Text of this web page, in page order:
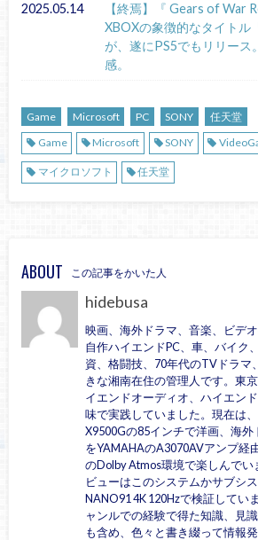
2025.05.14
【終焉】『 Gears of War
XBOXの象徴的なタイトル
が、遂にPS5でもリリース
感。
Game Microsoft PC SONY
任天堂
Game
Microsoft SONY
マイクロソフト 任天堂
ABOUT この記事をかいた人
hidebusa
映画、海外ドラマ、音楽、ビデ
自作ハイエンドPC、車、バイク
資、格闘技、70年代のTVドラマ
きな湘南在住の管理人です。東
イエンドオーディオ、ハイエン
味で実践していました。現在は
X9500Gの85インチで洋画、海
をYAMAHAのA3070AVアンプ経
のDolby Atmos環境で楽しんで
ビューはこのシステムかサブシ
NANO91 4K 120Hzで検証してい
ャンルでの経験で得た知識、見
も含め、色々と書き綴って情報